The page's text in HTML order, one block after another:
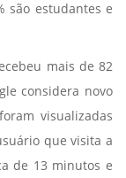
são estudantes e
mais de 82
considera novo
visualizadas
que visita a
de 13 minutos e